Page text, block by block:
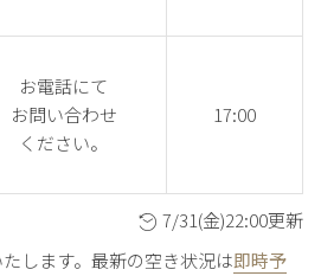
お電話にて
お問い合わせ
ください。
17:00
7/31(金)22:00更新
します。最新の空き状況は即時予